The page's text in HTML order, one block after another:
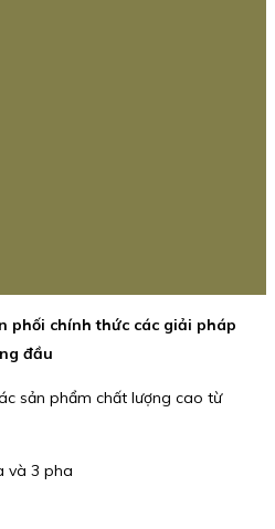
phối chính thức các giải pháp
đầu
sản phẩm chất lượng cao từ
và 3 pha